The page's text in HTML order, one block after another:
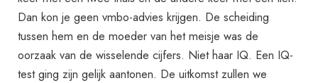
Dan kon je geen vmbo-advies krijgen. De scheiding
tussen hem en de moeder van het meisje was de
oorzaak van de wisselende cijfers. Niet haar IQ. Een IQ-
test ging zijn gelijk aantonen. De uitkomst zullen we